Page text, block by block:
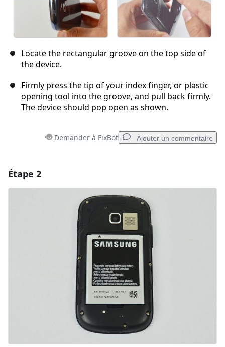
Locate the rectangular groove on the top side of
the device.
Firmly press the tip of your index finger, or plastic
opening tool into the groove, and pull back firmly.
The device should pop open as shown.
Demander à FixBot Ajouter un commentaire
Ajouter un commentaire
Annuler Publier un commentaire
Étape 2